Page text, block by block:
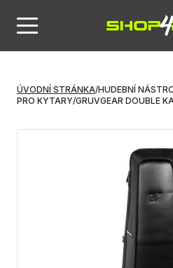
ÚVODNÍ STRÁNKA/HUDEBNÍ
PRO KYTARY/GRUVGEAR DOUBLE